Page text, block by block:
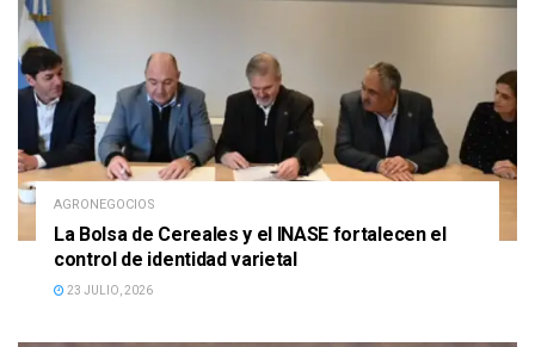
AGRONEGOCIOS
La Bolsa de Cereales y el INASE fortalecen el
control de identidad varietal
23 JULIO, 2026